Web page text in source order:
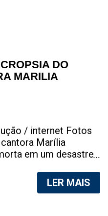
DO
MARILIA
/ internet Fotos
Marília
em um desastre
na internet. A
fotos do corpo de
LER MAIS